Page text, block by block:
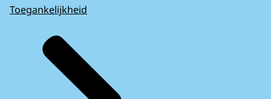
Toegankelijkheid